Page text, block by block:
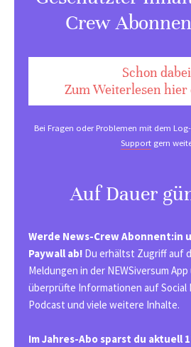
Crew
Schon
Zum Weiterlesen hier
Bei Fragen oder Problemen mit dem
Support gern
Auf Dauer
Werde News-Crew Abonnent:in
Paywall ab! Du erhältst Zugriff auf
Meldungen in der NEWSiversum App
überprüfte Informationen auf Social
Podcast und viele weitere Inhalte.
Im Jahres-Abo sparst du aktuell